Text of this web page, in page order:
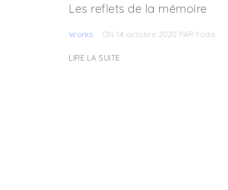
Les reflets de la mémoire
Works ON 14 octobre 2020 PAR:Yoda
LIRE LA SUITE